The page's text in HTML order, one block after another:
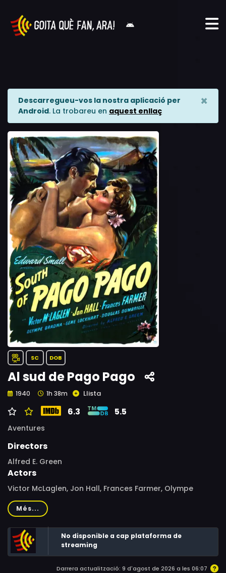
Descarregueu-vos la nostra aplicació per
Android. La trobareu en aquest enllaç
×
SC DOB
Al sud de Pago Pago
1940 1h 38m Llista
6.3 5.5
Aventures
Directors
Alfred E. Green
Actors
Victor McLaglen, Jon Hall, Frances Farmer, Olympe
Bradna, Gene Lockhart, Douglass Dumbrille, Francis Ford,
Ben Welden, Abner Biberman, Pedro de Cordoba, Rudy
Robles, Bobby Stone, Nellie Duran, James Flavin, Nina
Campana, James B. Leong, Harry Woods, Julie Carter, Al
Kikume, Mala, Satini Pualoa, Lola Vanti, Robert Willey
Més...
No disponible a cap plataforma de
streaming
Darrera actualització: 9 d'agost de 2026 a les 06:07